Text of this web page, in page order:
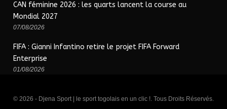
CAN féminine 2026 : les quarts lancent la course au
Mondial 2027
07/08/2026
FIFA : Gianni Infantino retire le projet FIFA Forward
Enterprise
01/08/2026
© 2026 - Djena Sport | le sport togolais en un clic !. Tous Droits Réservés.